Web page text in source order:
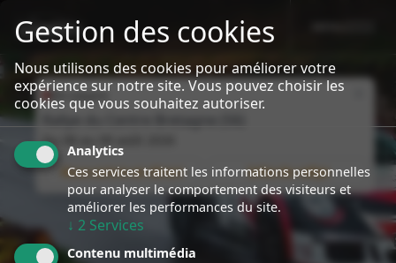
sport event
Specialiste Porsche Rallye
En cours
Du
Nous suivre en direct Infos du rallye
Gestion des cookies
Nous utilisons des cookies pour améliorer votre
expérience sur notre site. Vous pouvez choisir les
cookies que vous souhaitez autoriser.
Analytics
Ces services traitent les informations personnelles
pour analyser le comportement des visiteurs et
améliorer les performances du site.
↓ 2 Services
Contenu multimédia